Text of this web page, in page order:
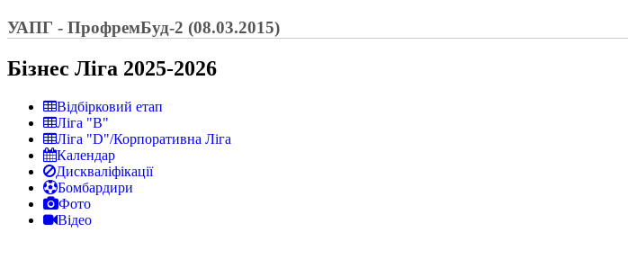
УАПГ - ПрофремБуд-2 (08.03.2015)
Бізнес Ліга 2025-2026
Відбірковий етап
Ліга "В"
Ліга "D"/Корпоративна Ліга
Календар
Дискваліфікації
Бомбардири
Фото
Відео